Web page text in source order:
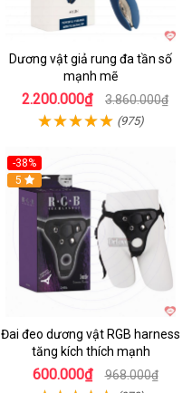
Dương vật giả rung đa tần số
mạnh mẽ
2.200.000₫ 3.860.000₫
(975)
-38%
Hot
5
Đai đeo dương vật RGB harness
tăng kích thích mạnh
600.000₫ 968.000₫